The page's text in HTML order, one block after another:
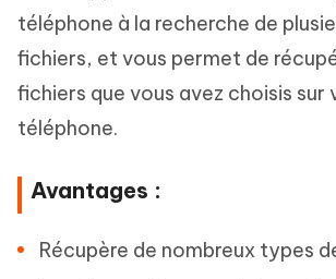
téléphone à la recherche de
fichiers, et vous permet de
fichiers que vous avez choisis sur
téléphone.
Avantages :
Récupère de nombreux types